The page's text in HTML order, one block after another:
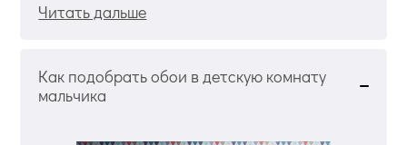
Читать дальше
Как подобрать обои в детскую комнату
мальчика